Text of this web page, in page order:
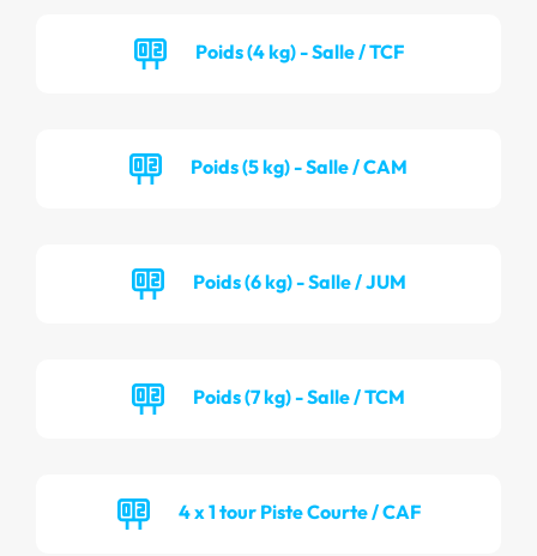
Poids (4 kg) - Salle / TCF
Poids (5 kg) - Salle / CAM
Poids (6 kg) - Salle / JUM
Poids (7 kg) - Salle / TCM
4 x 1 tour Piste Courte / CAF